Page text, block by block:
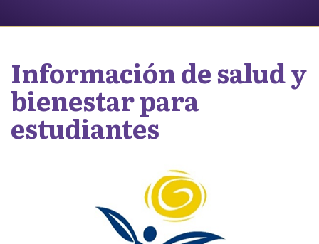
Información de salud y
bienestar para
estudiantes